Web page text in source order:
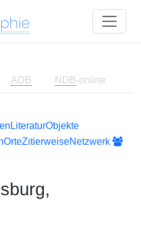
ADB NDB-online
LiteraturObjekte
OrteZitierweiseNetzwerk